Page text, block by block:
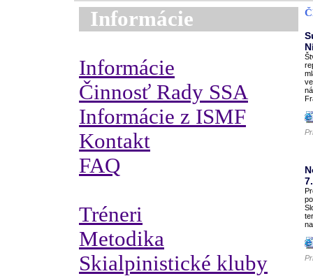
Informácie
Informácie
Činnosť Rady SSA
Informácie z ISMF
Kontakt
FAQ
Tréneri
Metodika
Skialpinistické kluby